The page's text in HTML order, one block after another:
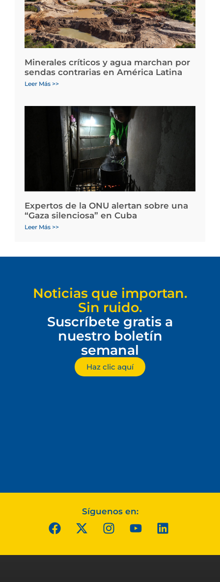
Minerales críticos y agua marchan por
sendas contrarias en América Latina
Leer Más >>
Expertos de la ONU alertan sobre una
“Gaza silenciosa” en Cuba
Leer Más >>
Noticias que importan.
Sin ruido.
Suscríbete gratis a
nuestro boletín
semanal
Haz clic aquí
Síguenos en: